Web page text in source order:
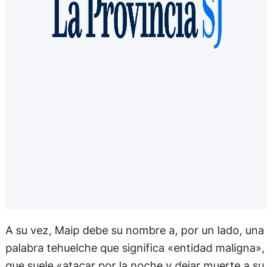
A su vez, Maip debe su nombre a, por un lado, una
palabra tehuelche que significa «entidad maligna»,